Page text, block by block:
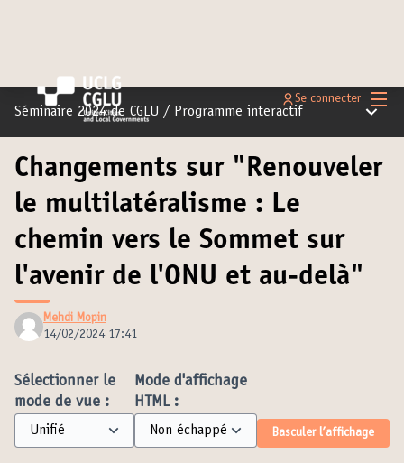
Se connecter
Séminaire 2024 de CGLU / Programme interactif Menu
Changements sur "Renouveler
le multilatéralisme : Le
chemin vers le Sommet sur
l'avenir de l'ONU et au-delà"
Mehdi Mopin
14/02/2024 17:41
Sélectionner le
mode de vue :
Mode d'affichage
HTML :
Basculer l’affichage